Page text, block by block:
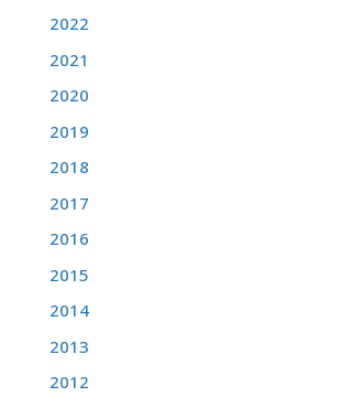
2022
2021
2020
2019
2018
2017
2016
2015
2014
2013
2012